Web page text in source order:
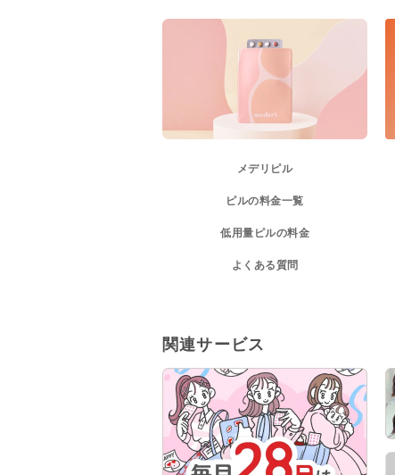
メデリピル
ピルの料金一覧
低用量ピルの料金
よくある質問
関連サービス